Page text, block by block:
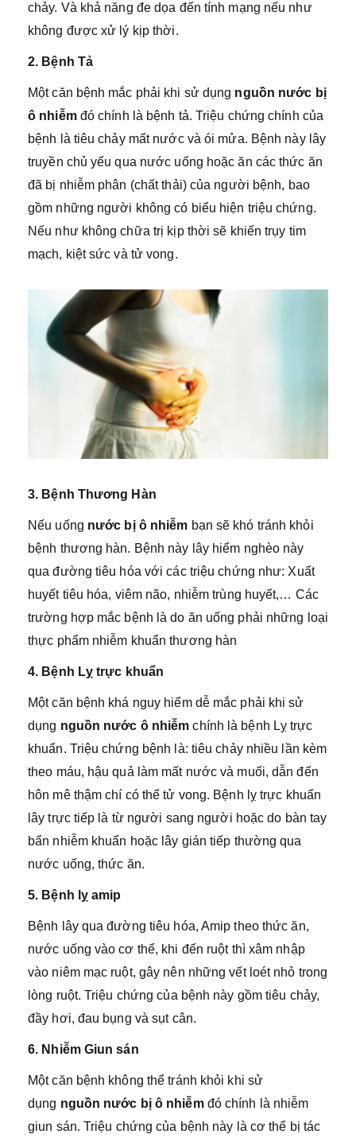
chảy. Và khả năng đe dọa đến tính mạng nếu như
không được xử lý kịp thời.
2. Bệnh Tả
Một căn bệnh mắc phải khi sử dụng nguồn nước bị
ô nhiễmđó chính là bệnh tả. Triệu chứng chính của
bệnh là tiêu chảy mất nước và ói mửa. Bệnh này lây
truyền chủ yếu qua nước uống hoặc ăn các thức ăn
đã bị nhiễm phân (chất thải) của người bệnh, bao
gồm những người không có biểu hiện triệu chứng.
Nếu như không chữa trị kịp thời sẽ khiến trụy tim
mạch, kiệt sức và tử vong.
3. Bệnh Thương Hàn
Nếu uống nước bị ô nhiễm bạn sẽ khó tránh khỏi
bệnh thương hàn. Bệnh này lây hiểm nghèo này
qua đường tiêu hóa với các triệu chứng như: Xuất
huyết tiêu hóa, viêm não, nhiễm trùng huyết,… Các
trường hợp mắc bệnh là do ăn uống phải những loại
thực phẩm nhiễm khuẩn thương hàn
4. Bệnh Lỵ trực khuẩn
Một căn bệnh khá nguy hiểm dễ mắc phải khi sử
dụng nguồn nước ô nhiễm chính là bệnh Lỵ trực
khuẩn. Triệu chứng bệnh là: tiêu chảy nhiều lần kèm
theo máu, hậu quả làm mất nước và muối, dẫn đến
hôn mê thậm chí có thể tử vong. Bệnh lỵ trực khuẩn
lây trực tiếp là từ người sang người hoặc do bàn tay
bẩn nhiễm khuẩn hoặc lây gián tiếp thường qua
nước uống, thức ăn.
5. Bệnh lỵ amip
Bệnh lây qua đường tiêu hóa, Amip theo thức ăn,
nước uống vào cơ thể, khi đến ruột thì xâm nhập
vào niêm mạc ruột, gây nên những vết loét nhỏ trong
lòng ruột. Triệu chứng của bệnh này gồm tiêu chảy,
đầy hơi, đau bụng và sụt cân.
6. Nhiễm Giun sán
Một căn bệnh không thể tránh khỏi khi sử
dụng nguồn nước bị ô nhiễm đó chính là nhiễm
giun sán. Triệu chứng của bệnh này là cơ thể bị tác